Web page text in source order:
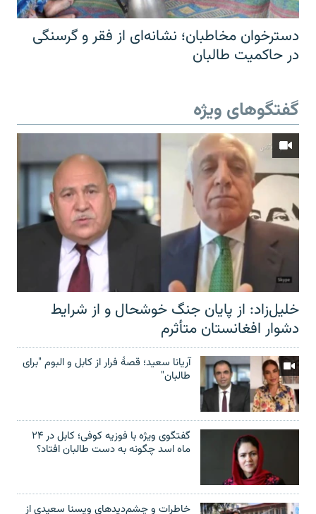
دسترخوان مخاطبان؛ نشانه‌ای از فقر و گرسنگی
در حاکمیت طالبان
گفتگوهای ویژه
خلیل‌زاد: از پایان جنگ خوشحال و از شرایط
دشوار افغانستان متأثرم
آریانا سعید؛ قصۀ فرار از کابل و البوم "برای
طالبان"
گفتگوی ویژه با فوزیه کوفی؛ کابل در ۲۴
ماه اسد چگونه به دست طالبان افتاد؟
خاطرات و چشم‌دید‌های ویسنا سعیدی از